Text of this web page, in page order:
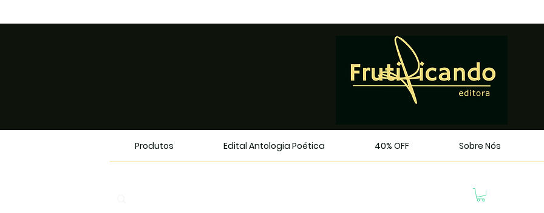
Produtos Edital Antologia Poética 40% OFF Sobre Nós